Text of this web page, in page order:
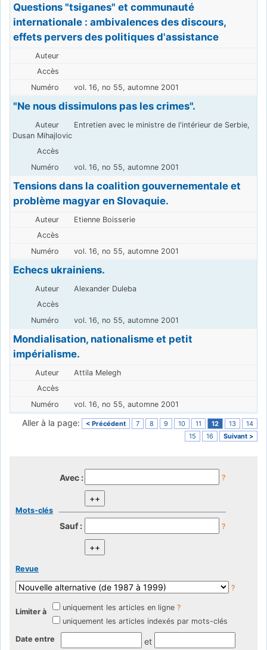
Questions "tsiganes" et communauté
internationale : ambivalences des discours,
effets pervers des politiques d'assistance
vol. 16, no 55, automne 2001
"Ne nous dissimulons pas les crimes".
Entretien avec le ministre de l'intérieur de Serbie,
Dusan Mihajlovic
vol. 16, no 55, automne 2001
Tensions dans la coalition gouvernementale et
problème magyar en Slovaquie.
Etienne Boisserie
vol. 16, no 55, automne 2001
Echecs ukrainiens.
Alexander Duleba
vol. 16, no 55, automne 2001
Mondialisation, nationalisme et petit
impérialisme.
Attila Melegh
vol. 16, no 55, automne 2001
Aller à la page: < Précédent 7 8 9 10 11 12 13
14
15
16 Suivant >
Mots-clés
Avec : ?
Sauf : ?
Revue
?
Limiter à uniquement les articles en ligne ?
uniquement les articles indexés par mots-clés
Date entre et